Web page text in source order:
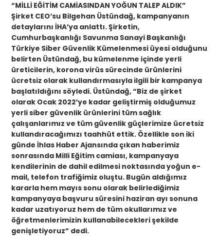
“MİLLİ EĞİTİM CAMİASINDAN YOĞUN TALEP ALDIK”
Şirket CEO’su Bilgehan Üstündağ, kampanyanın
detaylarını İHA’ya anlattı. Şirketin,
Cumhurbaşkanlığı Savunma Sanayi Başkanlığı
Türkiye Siber Güvenlik Kümelenmesi üyesi olduğunu
belirten Üstündağ, bu kümelenme içinde yerli
üreticilerin, korona virüs sürecinde ürünlerini
ücretsiz olarak kullandırmasıyla ilgili bir kampanya
başlatıldığını söyledi. Üstündağ, “Biz de şirket
olarak Ocak 2022’ye kadar geliştirmiş olduğumuz
yerli siber güvenlik ürünlerini tüm sağlık
çalışanlarımız ve tüm güvenlik güçlerimize ücretsiz
kullandıracağımızı taahhüt ettik. Özellikle son iki
günde İhlas Haber Ajansında çıkan haberimiz
sonrasında Milli Eğitim camiası, kampanyaya
kendilerinin de dahil edilmesi noktasında yoğun e-
mail, telefon trafiğimiz oluştu. Bugün aldığımız
kararla hem mayıs sonu olarak belirlediğimiz
kampanyaya başvuru süresini haziran ayı sonuna
kadar uzatıyoruz hem de tüm okullarımız ve
öğretmenlerimizin kullanabilecekleri şekilde
genişletiyoruz” dedi.